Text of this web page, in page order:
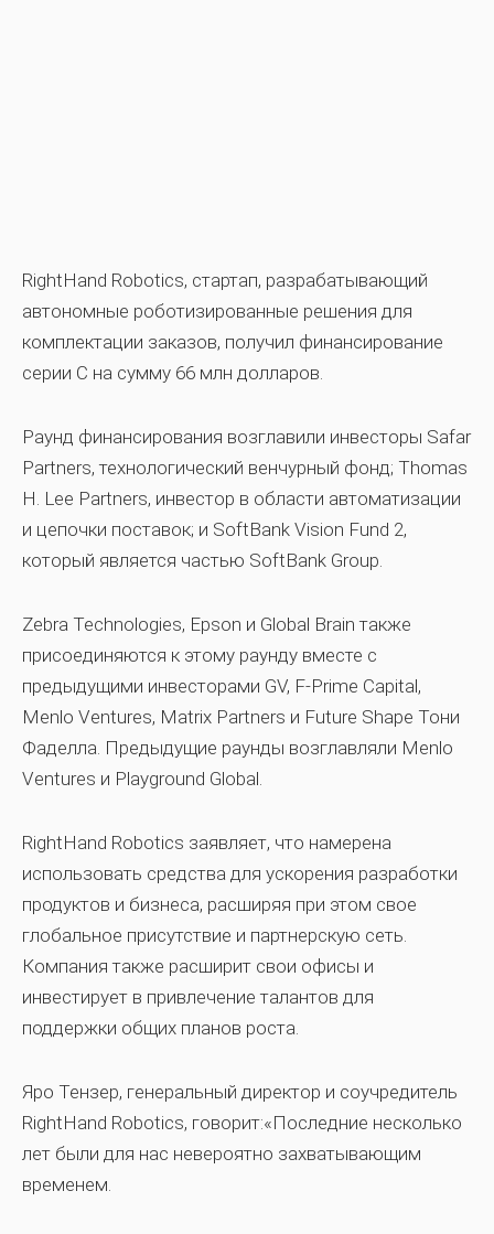
RightHand Robotics, стартап, разрабатывающий
автономные роботизированные решения для
комплектации заказов, получил финансирование
серии C на сумму 66 млн долларов.
Раунд финансирования возглавили инвесторы Safar
Partners, технологический венчурный фонд; Thomas
H. Lee Partners, инвестор в области автоматизации
и цепочки поставок; и SoftBank Vision Fund 2,
который является частью SoftBank Group.
Zebra Technologies, Epson и Global Brain также
присоединяются к этому раунду вместе с
предыдущими инвесторами GV, F-Prime Capital,
Menlo Ventures, Matrix Partners и Future Shape Тони
Фаделла. Предыдущие раунды возглавляли Menlo
Ventures и Playground Global.
RightHand Robotics заявляет, что намерена
использовать средства для ускорения разработки
продуктов и бизнеса, расширяя при этом свое
глобальное присутствие и партнерскую сеть.
Компания также расширит свои офисы и
инвестирует в привлечение талантов для
поддержки общих планов роста.
Яро Тензер, генеральный директор и соучредитель
RightHand Robotics, говорит:«Последние несколько
лет были для нас невероятно захватывающим
временем.